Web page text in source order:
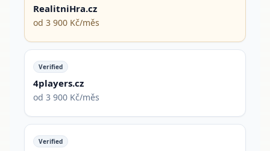
RealitniHra.cz
od 3 900 Kč/měs
Verified
4players.cz
od 3 900 Kč/měs
Verified